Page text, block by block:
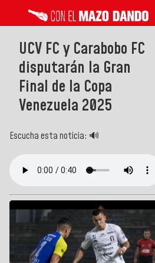
UCV FC y Carabobo FC
disputarán la Gran
Final de la Copa
Venezuela 2025
Escucha esta noticia: 🔊